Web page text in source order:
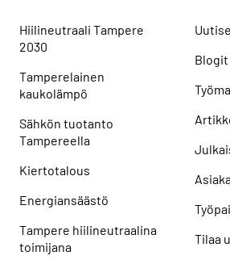
Hiilineutraali Tampere
2030
Tamperelainen
kaukolämpö
Sähkön tuotanto
Tampereella
Kiertotalous
Energiansäästö
Tampere hiilineutraalina
toimijana
Blogit
Tilaa